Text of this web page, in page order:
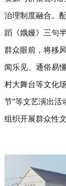
治理制度融合。
蹈《娥嫚》三句
群众眼前，将移
闻乐见、通俗易
村大舞台等文化
节”等文艺演出
组织开展群众性